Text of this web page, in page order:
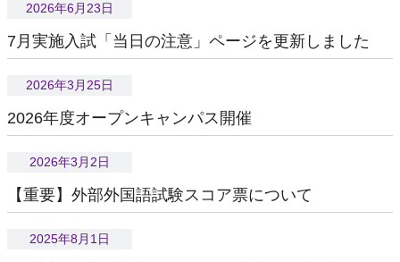
オープンキャンパス
オープン ラボ
オープン クラス
早期修了制度
経済的支援
内部進学制度
2026年6月23日
7月実施入試「当日の注意」ページを更新しました
2026年3月25日
2026年度オープンキャンパス開催
2026年3月2日
【重要】外部外国語試験スコア票について
2025年8月1日